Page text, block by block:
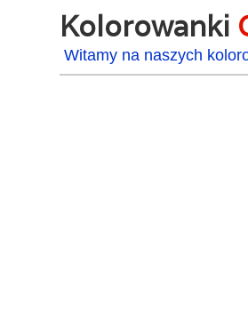
Kolorowanki
Witamy na naszych